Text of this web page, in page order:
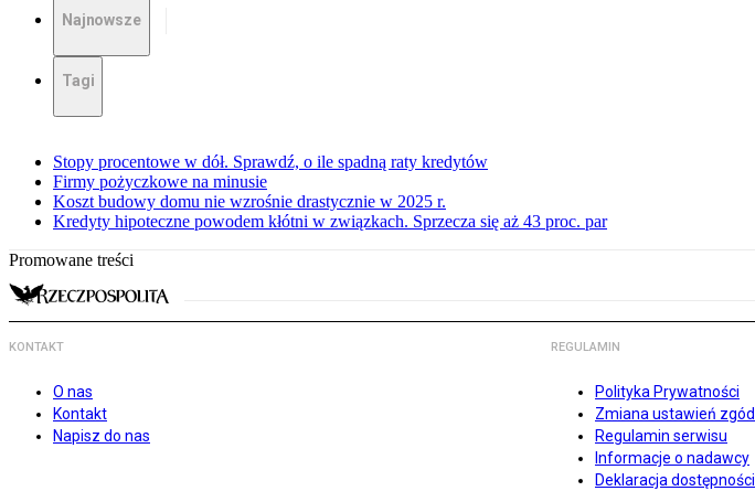
Najnowsze
Tagi
Stopy procentowe w dół. Sprawdź, o ile spadną raty kredytów
Firmy pożyczkowe na minusie
Koszt budowy domu nie wzrośnie drastycznie w 2025 r.
Kredyty hipoteczne powodem kłótni w związkach. Sprzecza się aż 43 proc. par
Promowane treści
KONTAKT
O nas
Kontakt
Napisz do nas
REGULAMIN
Polityka Prywatności
Zmiana ustawień zgód
Regulamin serwisu
Informacje o nadawcy
Deklaracja dostępności